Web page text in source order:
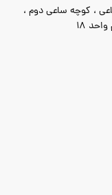
، کوچه ساعی دوم ،